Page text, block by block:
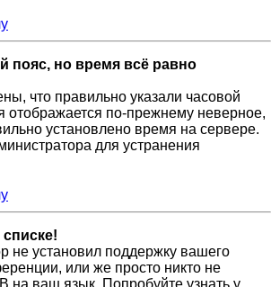
пояс, но время всё равно
что правильно указали часовой
отображается по-прежнему неверное,
установлено время на сервере.
для устранения
не установил поддержку вашего
или же просто никто не